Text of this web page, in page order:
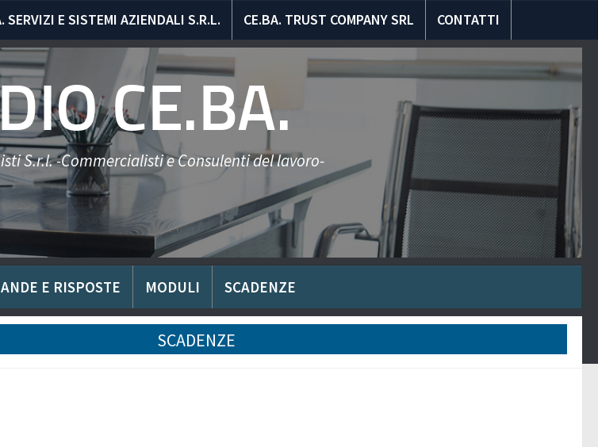
SERVIZI E SISTEMI AZIENDALI S.R.L. CE.BA. TRUST COMPANY SRL CONTATTI
CE.BA.
S.r.l. -Commercialisti e Consulenti del lavoro-
E RISPOSTE MODULI SCADENZE
SCADENZE